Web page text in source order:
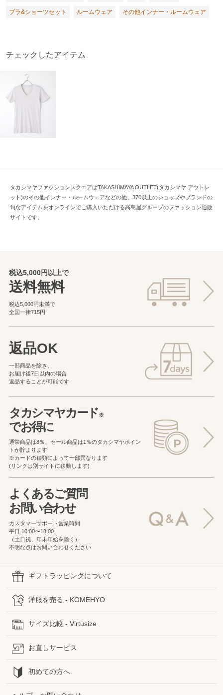
ブラ&ショーツセット ルームウェア その他インナー・ルームウェア
チェックしたアイテム
タカシマヤファッションスクエアはTAKASHIMAYA OUTLET(タカシマヤ アウトレ
ット)のその他インナー・ルームウェアなどの他、370以上のショップやブランドの
旬なアイテムをオンラインでご購入いただける高島屋グループのファッション通販
サイトです。
税込5,000円以上で
送料無料
税込5,000円未満で
全国一律715円
返品OK
一部商品を除き、
お届け後7日以内の場合
返品することが可能です
タカシマヤカード※
でお得に
通常商品は8％、セール商品は1％のタカシマヤポイン
トが貯まります
※カードの種類によって一部異なります
(リンクは別サイトに移動します)
よくあるご質問
お問い合わせ
カスタマーサポート営業時間
平日 10:00〜18:00
（土日祝、年末年始を除く）
不明な点はお問い合わせください
ギフトラッピングについて
洋服を売る - KOMEHYO
サイズ比較 - Virtusize
お直しサービス
初めての方へ